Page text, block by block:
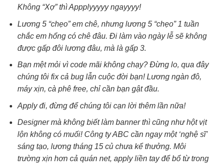
Không “Xợ” thì Appplyyyyy ngayyyy!
Lương 5 “chẹo” em chê, nhưng lương 5 “chẹo” 1 tuần
chắc em hổng có chê đâu. Đi làm vào ngày lễ sẽ không
được gấp đôi lương đâu, mà là gấp 3.
Bạn mệt mỏi vì code mãi không chạy? Đừng lo, qua đây
chúng tôi fix cả bug lẫn cuộc đời bạn! Lương ngàn đô,
máy xịn, cà phê free, chỉ cần bạn gật đầu.
Apply đi, đừng để chúng tôi cạn lời thêm lần nữa!
Designer mà không biết làm banner thì cũng như hột vịt
lộn không có muối! Công ty ABC cần ngay một ‘nghệ sĩ’
sáng tạo, lương tháng 15 củ chưa kể thưởng. Môi
trường xịn hơn cả quán net, apply liền tay để bổ từ trong